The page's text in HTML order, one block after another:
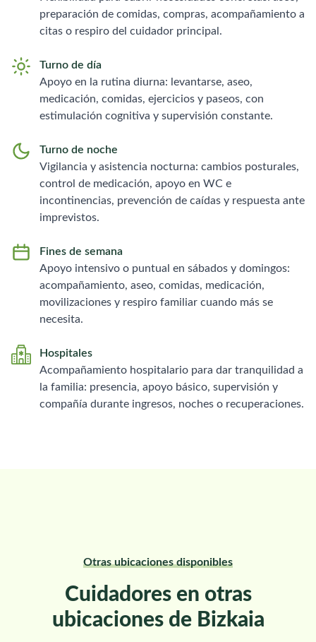
preparación de comidas, compras, acompañamiento a
citas o respiro del cuidador principal.
Turno de día
Apoyo en la rutina diurna: levantarse, aseo,
medicación, comidas, ejercicios y paseos, con
estimulación cognitiva y supervisión constante.
Turno de noche
Vigilancia y asistencia nocturna: cambios posturales,
control de medicación, apoyo en WC e
incontinencias, prevención de caídas y respuesta ante
imprevistos.
Fines de semana
Apoyo intensivo o puntual en sábados y domingos:
acompañamiento, aseo, comidas, medicación,
movilizaciones y respiro familiar cuando más se
necesita.
Hospitales
Acompañamiento hospitalario para dar tranquilidad a
la familia: presencia, apoyo básico, supervisión y
compañía durante ingresos, noches o recuperaciones.
Otras ubicaciones disponibles
Cuidadores en otras
ubicaciones de Bizkaia